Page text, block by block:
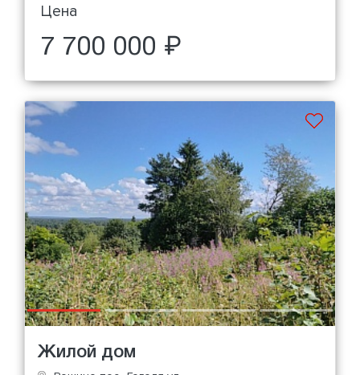
Цена
7 700 000 ₽
Жилой дом